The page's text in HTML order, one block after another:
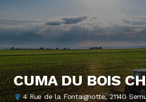
CUMA DU BOIS
4 Rue de la Fontaignotte, 21140